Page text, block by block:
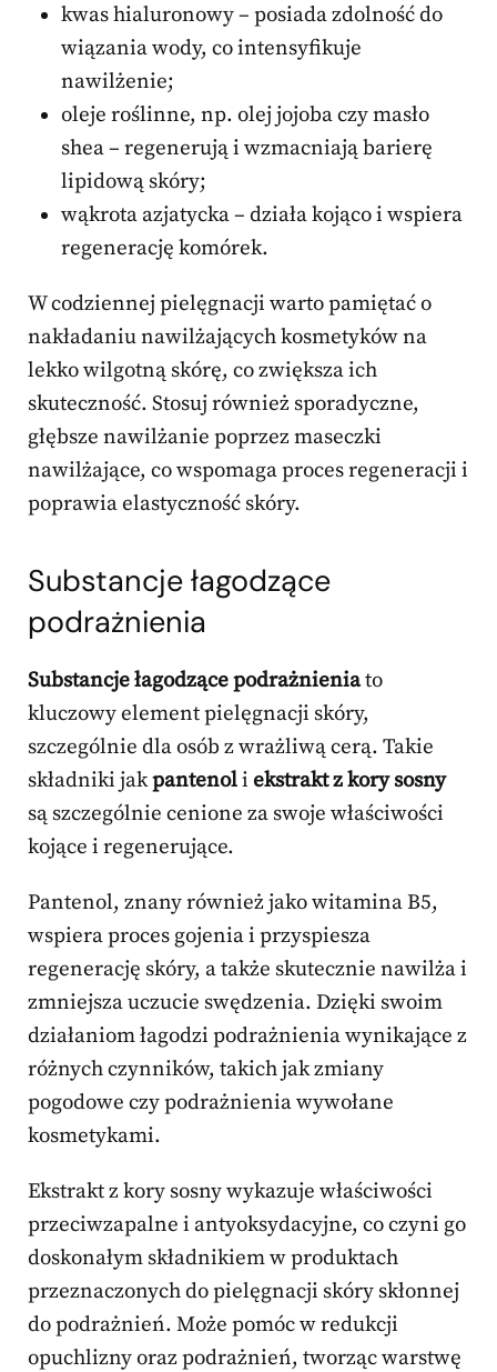
kwas hialuronowy – posiada zdolność do
wiązania wody, co intensyfikuje
nawilżenie;
oleje roślinne, np. olej jojoba czy masło
shea – regenerują i wzmacniają barierę
lipidową skóry;
wąkrota azjatycka – działa kojąco i wspiera
regenerację komórek.
W codziennej pielęgnacji warto pamiętać o
nakładaniu nawilżających kosmetyków na
lekko wilgotną skórę, co zwiększa ich
skuteczność. Stosuj również sporadyczne,
głębsze nawilżanie poprzez maseczki
nawilżające, co wspomaga proces regeneracji i
poprawia elastyczność skóry.
Substancje łagodzące
podrażnienia
Substancje łagodzące podrażnieniato
kluczowy element pielęgnacji skóry,
szczególnie dla osób z wrażliwą cerą. Takie
składniki jakpantenoli ekstrakt z kory sosny
są szczególnie cenione za swoje właściwości
kojące i regenerujące.
Pantenol, znany również jako witamina B5,
wspiera proces gojenia i przyspiesza
regenerację skóry, a także skutecznie nawilża i
zmniejsza uczucie swędzenia. Dzięki swoim
działaniom łagodzi podrażnienia wynikające z
różnych czynników, takich jak zmiany
pogodowe czy podrażnienia wywołane
kosmetykami.
Ekstrakt z kory sosny wykazuje właściwości
przeciwzapalne i antyoksydacyjne, co czyni go
doskonałym składnikiem w produktach
przeznaczonych do pielęgnacji skóry skłonnej
do podrażnień. Może pomóc w redukcji
opuchlizny oraz podrażnień, tworząc warstwę